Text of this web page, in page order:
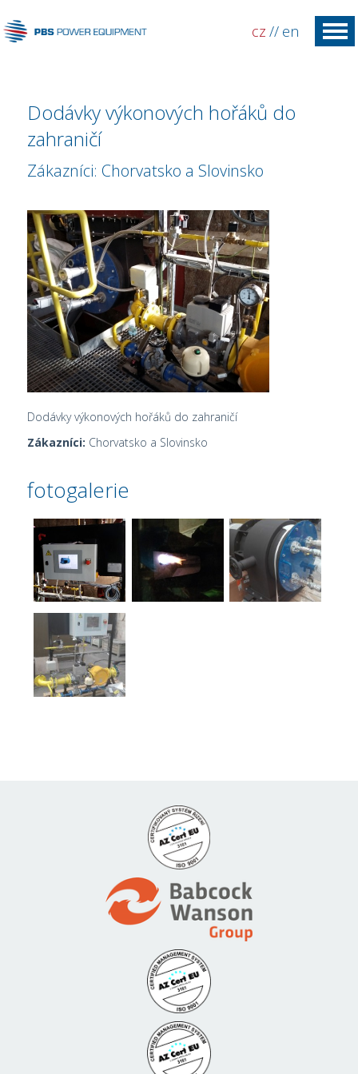
cz // en
Dodávky výkonových hořáků do
zahraničí
Zákazníci: Chorvatsko a Slovinsko
Dodávky výkonových hořáků do zahraničí
Zákazníci: Chorvatsko a Slovinsko
fotogalerie